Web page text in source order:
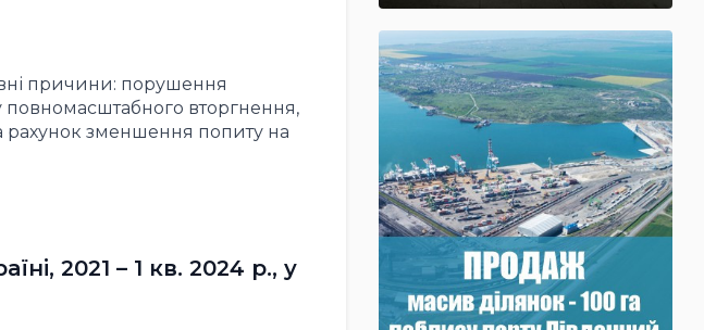
причини: порушення
повномасштабного вторгнення,
рахунок зменшення попиту на
2021 – 1 кв. 2024 р., у